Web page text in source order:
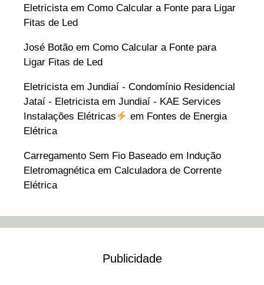
Eletricistaem Como Calcular a Fonte para Ligar
Fitas de Led
José Botão em Como Calcular a Fonte para
Ligar Fitas de Led
Eletricista em Jundiaí - Condomínio Residencial
Jataí - Eletricista em Jundiaí - KAE Services
Instalações Elétricas
em Fontes de Energia
Elétrica
Carregamento Sem Fio Baseado em Indução
Eletromagnéticaem Calculadora de Corrente
Elétrica
Publicidade